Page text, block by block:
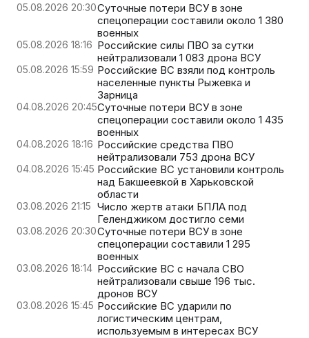
05.08.2026 20:30Суточные потери ВСУ в зоне
спецоперации составили около 1 380
военных
05.08.2026 18:16 Российские силы ПВО за сутки
нейтрализовали 1 083 дрона ВСУ
05.08.2026 15:59 Российские ВС взяли под контроль
населенные пункты Рыжевка и
Зарница
04.08.2026 20:45Суточные потери ВСУ в зоне
спецоперации составили около 1 435
военных
04.08.2026 18:16 Российские средства ПВО
нейтрализовали 753 дрона ВСУ
04.08.2026 15:45 Российские ВС установили контроль
над Бакшеевкой в Харьковской
области
03.08.2026 21:15 Число жертв атаки БПЛА под
Геленджиком достигло семи
03.08.2026 20:30Суточные потери ВСУ в зоне
спецоперации составили 1 295
военных
03.08.2026 18:14 Российские ВС с начала СВО
нейтрализовали свыше 196 тыс.
дронов ВСУ
03.08.2026 15:45 Российские ВС ударили по
логистическим центрам,
используемым в интересах ВСУ